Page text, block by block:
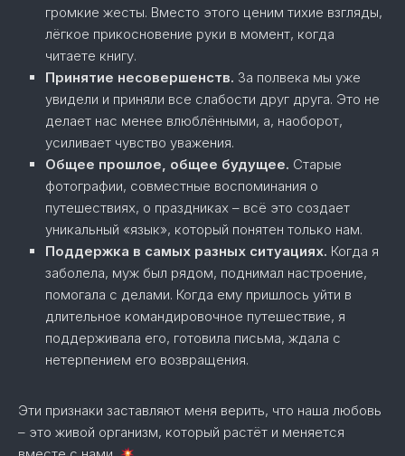
громкие жесты. Вместо этого ценим тихие взгляды,
лёгкое прикосновение руки в момент, когда
читаете книгу.
Принятие несовершенств. За полвека мы уже
увидели и приняли все слабости друг друга. Это не
делает нас менее влюблёнными, а, наоборот,
усиливает чувство уважения.
Общее прошлое, общее будущее. Старые
фотографии, совместные воспоминания о
путешествиях, о праздниках – всё это создает
уникальный «язык», который понятен только нам.
Поддержка в самых разных ситуациях. Когда я
заболела, муж был рядом, поднимал настроение,
помогала с делами. Когда ему пришлось уйти в
длительное командировочное путешествие, я
поддерживала его, готовила письма, ждала с
нетерпением его возвращения.
Эти признаки заставляют меня верить, что наша любовь
– это живой организм, который растёт и меняется